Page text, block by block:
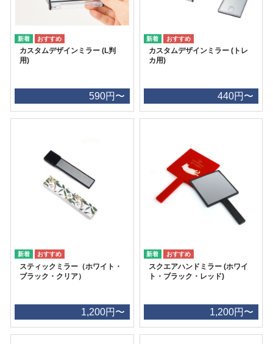
カスタムデザインミラー (L判
用)
590円〜
カスタムデザインミラー (トレ
カ用)
440円〜
スティックミラー（ホワイト・
ブラック・クリア）
1,200円〜
スクエアハンドミラー (ホワイ
ト・ブラック・レッド)
1,200円〜